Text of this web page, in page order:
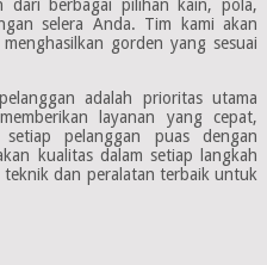
dari berbagai pilihan kain, pola,
selera Anda. Tim kami akan
gorden yang sesuai
adalah prioritas utama
layanan yang cepat,
pelanggan puas dengan
kualitas dalam setiap langkah
dan peralatan terbaik untuk